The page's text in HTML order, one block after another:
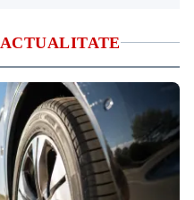
ACTUALITATE